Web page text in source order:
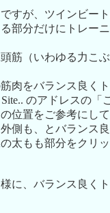
すが、ツインビー
部分だけにトレー
筋（いわゆる力こ
肉をバランス良く
のアドレスの
位置をご参考にして
側も、とバランス
太もも部分をクリ
に、バランス良く